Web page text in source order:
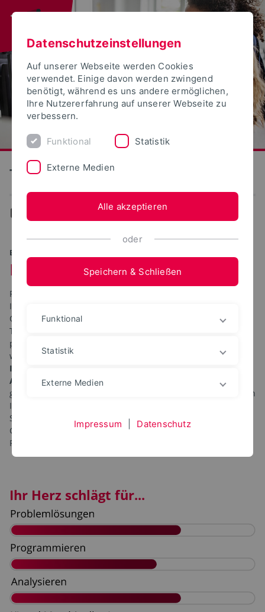
Technische Hochschule Ostwestfalen-Lippe
Studiengänge
BACHELOR OF SCIENCE (B.SC.)
Informatik
Programmieren, tüfteln, im Team Lösungen entwickeln – im
Informatikstudium an der Technischen Hochschule
Ostwestfalen-Lippe geht es von Anfang an um mehr als
Theorie. Schon im ersten Studienjahr arbeiten Sie an
praxisnahen Projekten und entdecken, wo Ihre Interessen
wirklich liegen. Ob
Wirtschaftsinformatik, Technische
Informatik, Gesundheitsinformatik, Data Science oder
Agrarinformatik: Sie setzen eigene Schwerpunkte und
gestalten Ihr Studium so individuell wie Ihre Ideen. Sie lernen
Informatik dort, wo Software, Daten, KI und technische
Systeme praktisch zusammenkommen: am Innovation
Campus Lemgo, mit Projekten, Laboren und Nähe zu
Forschung und Unternehmen.
Ihr Herz schlägt für...
Datenschutzeinstellungen
Auf unserer Webseite werden Cookies
verwendet. Einige davon werden zwingend
benötigt, während es uns andere ermöglichen,
Ihre Nutzererfahrung auf unserer Webseite zu
verbessern.
Funktional Statistik
Externe Medien
Alle akzeptieren
oder
Speichern & Schließen
Funktional
Statistik
Externe Medien
Impressum Datenschutz